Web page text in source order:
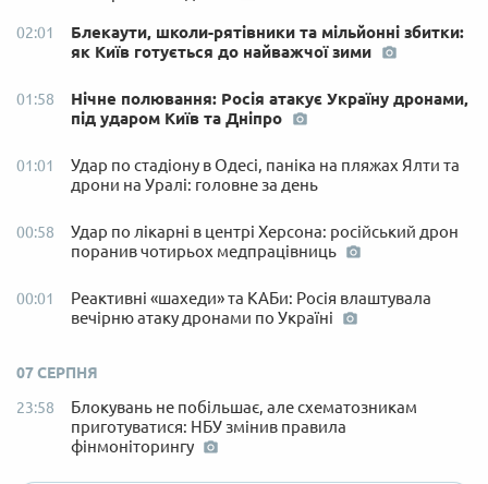
02:01
Блекаути, школи-рятівники та мільйонні збитки:
як Київ готується до найважчої зими
01:58
Нічне полювання: Росія атакує Україну дронами,
під ударом Київ та Дніпро
01:01
Удар по стадіону в Одесі, паніка на пляжах Ялти та
дрони на Уралі: головне за день
00:58
Удар по лікарні в центрі Херсона: російський дрон
поранив чотирьох медпрацівниць
00:01
Реактивні «шахеди» та КАБи: Росія влаштувала
вечірню атаку дронами по Україні
07 СЕРПНЯ
23:58
Блокувань не побільшає, але схематозникам
приготуватися: НБУ змінив правила
фінмоніторингу